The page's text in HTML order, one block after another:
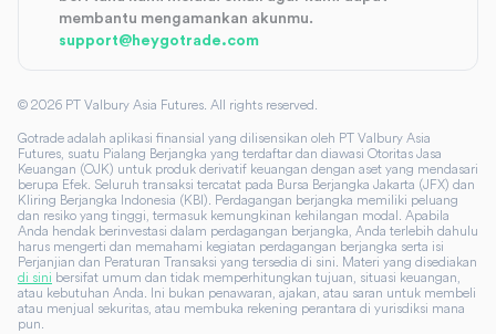
membantu mengamankan akunmu.
support@heygotrade.com
© 2026 PT Valbury Asia Futures. All rights reserved.
Gotrade adalah aplikasi finansial yang dilisensikan oleh PT Valbury Asia
Futures, suatu Pialang Berjangka yang terdaftar dan diawasi Otoritas Jasa
Keuangan (OJK) untuk produk derivatif keuangan dengan aset yang mendasari
berupa Efek. Seluruh transaksi tercatat pada Bursa Berjangka Jakarta (JFX) dan
Kliring Berjangka Indonesia (KBI). Perdagangan berjangka memiliki peluang
dan resiko yang tinggi, termasuk kemungkinan kehilangan modal. Apabila
Anda hendak berinvestasi dalam perdagangan berjangka, Anda terlebih dahulu
harus mengerti dan memahami kegiatan perdagangan berjangka serta isi
Perjanjian dan Peraturan Transaksi yang tersedia di sini. Materi yang disediakan
di sini bersifat umum dan tidak memperhitungkan tujuan, situasi keuangan,
atau kebutuhan Anda. Ini bukan penawaran, ajakan, atau saran untuk membeli
atau menjual sekuritas, atau membuka rekening perantara di yurisdiksi mana
pun.